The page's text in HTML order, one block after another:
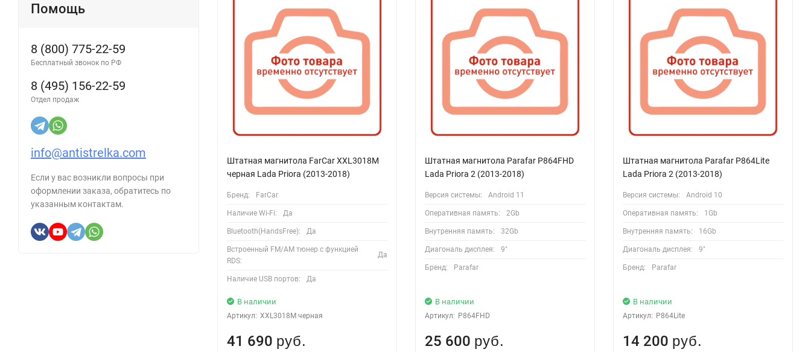
Помощь
8 (800) 775-22-59
Бесплатный звонок по РФ
8 (495) 156-22-59
Отдел продаж
info@antistrelka.com
Если у вас возникли вопросы при
оформлении заказа, обратитесь по
указанным контактам.
Штатная магнитола FarCar XXL3018M
черная Lada Priora (2013-2018)
Бренд: FarCar
Наличие Wi-Fi: Да
Bluetooth(HandsFree): Да
Встроенный FM/AM тюнер с функцией
RDS:
Да
Наличие USB портов: Да
В наличии
Артикул: XXL3018M черная
41 690 руб.
Штатная магнитола Parafar P864FHD
Lada Priora 2 (2013-2018)
Версия системы: Android 11
Оперативная память: 2Gb
Внутренняя память: 32Gb
Диагональ дисплея: 9"
Бренд: Parafar
В наличии
Артикул: P864FHD
25 600 руб.
Штатная магнитола Parafar P864Lite
Lada Priora 2 (2013-2018)
Версия системы: Android 10
Оперативная память: 1Gb
Внутренняя память: 16Gb
Диагональ дисплея: 9"
Бренд: Parafar
В наличии
Артикул: P864Lite
14 200 руб.